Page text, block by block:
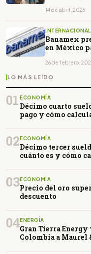
14 de abril, 2026
INTERNACIONAL
Banamex
en México
26 de febrero,
LO MÁS LEÍDO
01 ECONOMÍA
Décimo cuarto
pago y cómo
02ECONOMÍA
Décimo tercer
cuánto es y cómo
03ECONOMÍA
Precio del oro
descuento
04ENERGÍA
Gran Tierra Energy
Colombia a Maurel